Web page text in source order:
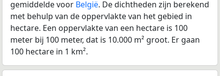
gemiddelde voor België. De dichtheden zijn berekend
met behulp van de oppervlakte van het gebied in
hectare. Een oppervlakte van een hectare is 100
meter bij 100 meter, dat is 10.000 m² groot. Er gaan
100 hectare in 1 km².